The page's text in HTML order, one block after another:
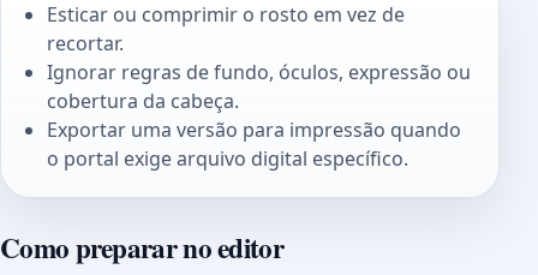
Esticar ou comprimir o rosto em vez de
recortar.
Ignorar regras de fundo, óculos, expressão ou
cobertura da cabeça.
Exportar uma versão para impressão quando
o portal exige arquivo digital específico.
Como preparar no editor